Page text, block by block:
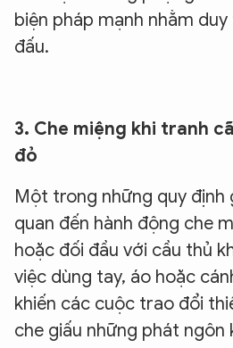
biện pháp mạnh nhằm
đấu.
3. Che miệng khi tranh
đỏ
Một trong những quy định
quan đến hành động che
hoặc đối đầu với cầu thủ
việc dùng tay, áo hoặc
khiến các cuộc trao đổi
che giấu những phát ngôn